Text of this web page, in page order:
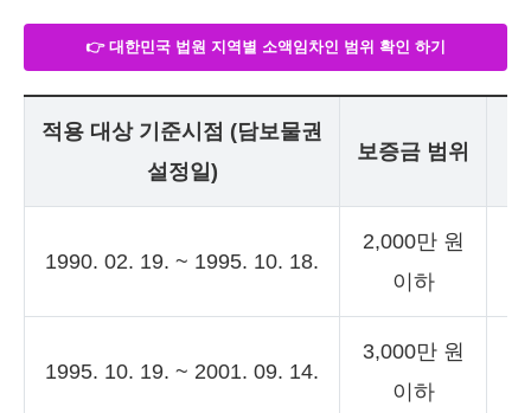
👉 대한민국 법원 지역별 소액임차인 범위 확인 하기
적용 대상 기준시점 (담보물권
설정일)
보증금 범위
1990. 02. 19. ~ 1995. 10. 18.
2,000만 원
이하
1995. 10. 19. ~ 2001. 09. 14.
3,000만 원
이하